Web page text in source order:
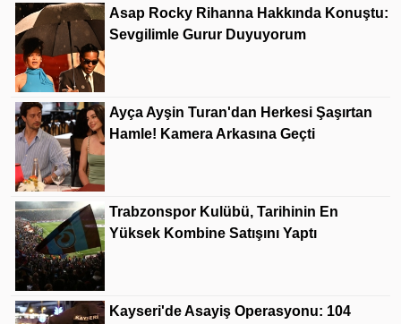
Asap Rocky Rihanna Hakkında Konuştu:
Sevgilimle Gurur Duyuyorum
Ayça Ayşin Turan'dan Herkesi Şaşırtan
Hamle! Kamera Arkasına Geçti
Trabzonspor Kulübü, Tarihinin En
Yüksek Kombine Satışını Yaptı
Kayseri'de Asayiş Operasyonu: 104